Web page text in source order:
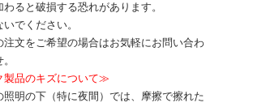
ると破損する恐れがあります。
でください。
文をご希望の場合はお気軽にお問い合わ
品のキズについて≫
照明の下（特に夜間）では、摩擦で擦れた